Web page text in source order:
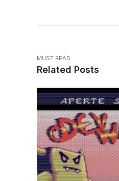
MUST READ
Related Posts